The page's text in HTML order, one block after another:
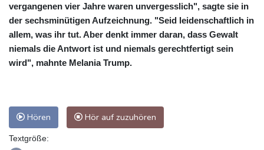
vergangenen vier Jahre waren unvergesslich", sagte sie in
der sechsminütigen Aufzeichnung. "Seid leidenschaftlich in
allem, was ihr tut. Aber denkt immer daran, dass Gewalt
niemals die Antwort ist und niemals gerechtfertigt sein
wird", mahnte Melania Trump.
Hören Hör auf zuzuhören
Textgröße: